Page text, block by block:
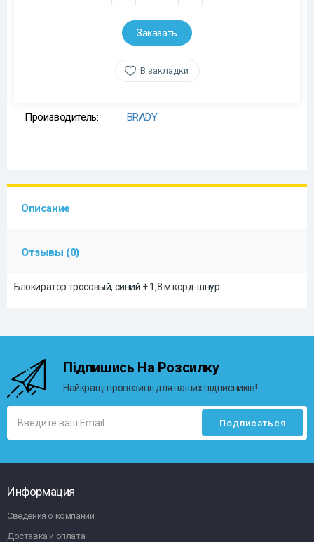
Заказать
В закладки
Производитель: BRADY
Описание
Отзывы (0)
Блокиратор тросовый, синий + 1,8 м корд-шнур
Підпишись На Розсилку
Найкращі пропозиції для наших підписників!
Информация
Сведения о компании
Доставка и оплата